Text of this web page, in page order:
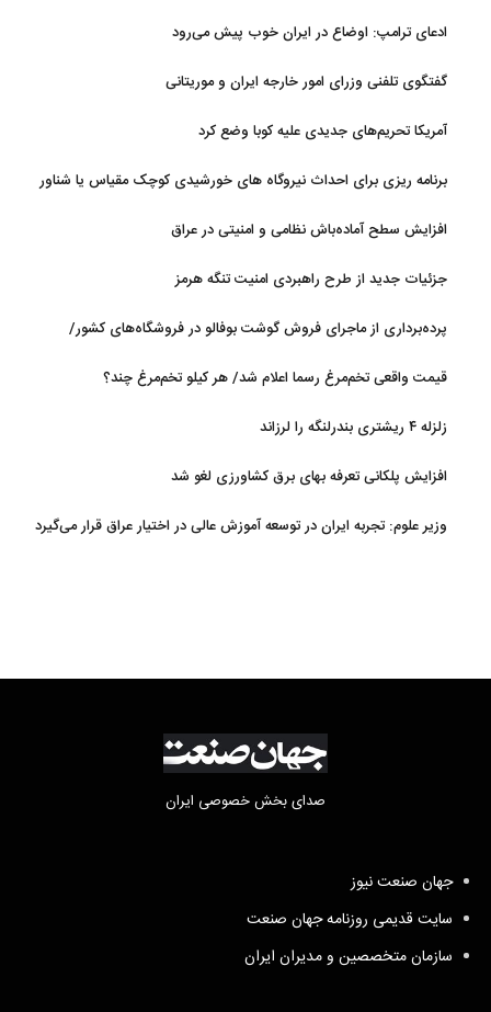
ادعای ترامپ: اوضاع در ایران خوب پیش می‌رود
گفتگوی تلفنی وزرای امور خارجه ایران و موریتانی
آمریکا تحریم‌های جدیدی علیه کوبا وضع کرد
برنامه ریزی برای احداث نیروگاه های خورشیدی کوچک مقیاس یا شناور
افزایش سطح آماده‌باش نظامی و امنیتی در عراق
جزئیات جدید از طرح راهبردی امنیت تنگه هرمز
پرده‌برداری از ماجرای فروش گوشت بوفالو در فروشگاه‌های کشور/
قیمت واقعی تخم‌مرغ رسما اعلام شد/ هر کیلو تخم‌مرغ چند؟
زلزله ۴ ریشتری بندرلنگه را لرزاند
افزایش پلکانی تعرفه بهای برق کشاورزی لغو شد
وزیر علوم: تجربه ایران در توسعه آموزش عالی در اختیار عراق قرار می‌گیرد
صدای بخش خصوصی ایران
جهان صنعت نیوز
سایت قدیمی روزنامه جهان صنعت
سازمان متخصصین و مدیران ایران